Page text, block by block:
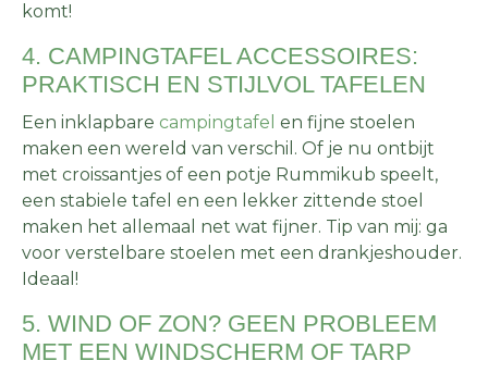
komt!
4. CAMPINGTAFEL ACCESSOIRES:
PRAKTISCH EN STIJLVOL TAFELEN
Een inklapbare campingtafel en fijne stoelen
maken een wereld van verschil. Of je nu ontbijt
met croissantjes of een potje Rummikub speelt,
een stabiele tafel en een lekker zittende stoel
maken het allemaal net wat fijner. Tip van mij: ga
voor verstelbare stoelen met een drankjeshouder.
Ideaal!
5. WIND OF ZON? GEEN PROBLEEM
MET EEN WINDSCHERM OF TARP